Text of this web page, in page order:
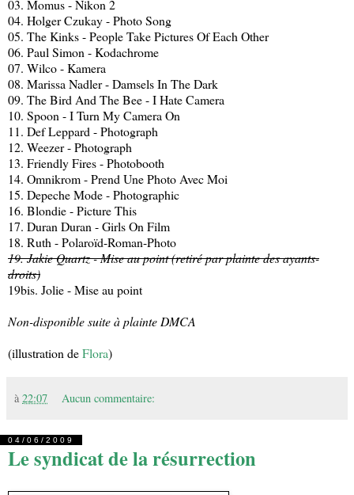
03. Momus - Nikon 2
04. Holger Czukay - Photo Song
05. The Kinks - People Take Pictures Of Each Other
06. Paul Simon - Kodachrome
07. Wilco - Kamera
08. Marissa Nadler - Damsels In The Dark
09. The Bird And The Bee - I Hate Camera
10. Spoon - I Turn My Camera On
11. Def Leppard - Photograph
12. Weezer - Photograph
13. Friendly Fires - Photobooth
14. Omnikrom - Prend Une Photo Avec Moi
15. Depeche Mode - Photographic
16. Blondie - Picture This
17. Duran Duran - Girls On Film
18. Ruth - Polaroïd-Roman-Photo
19. Jakie Quartz - Mise au point (retiré par plainte des ayants-
droits)
19bis. Jolie - Mise au point
Non-disponible suite à plainte DMCA
(illustration deFlora)
à 22:07 Aucun commentaire:
04/06/2009
Le syndicat de la résurrection